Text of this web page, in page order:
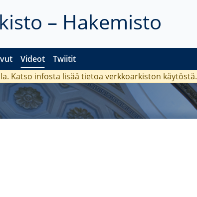
– Hakemisto
Videot Twiitit
Katso infosta lisää tietoa verkkoarkiston käytöstä.